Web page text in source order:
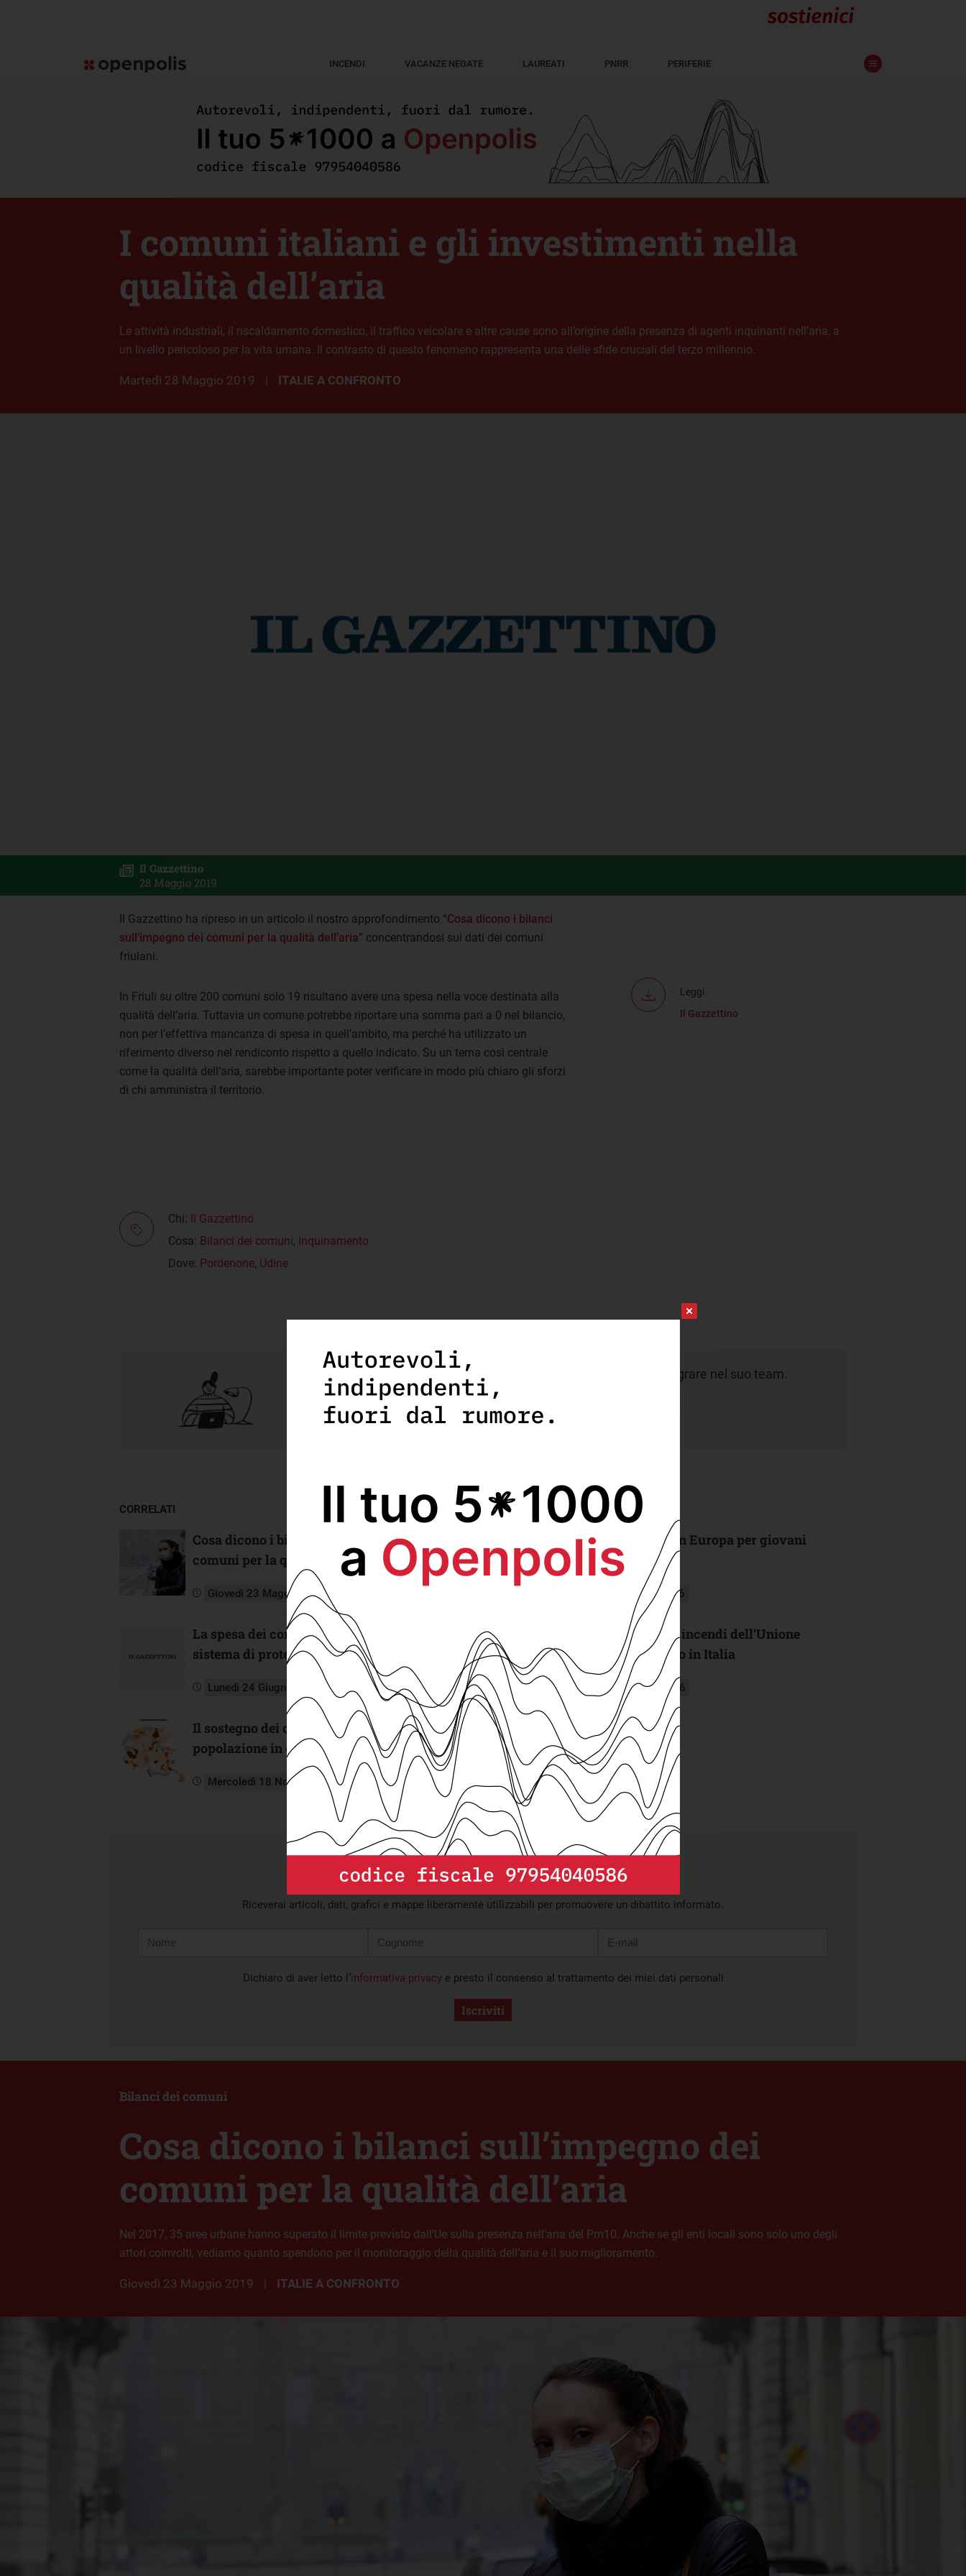
INCENDI VACANZE NEGATE LAUREATI PNRR PERIFERIE
I comuni italiani e gli investimenti nella
qualità dell’aria
Le attività industriali, il riscaldamento domestico, il traffico veicolare e altre cause sono all’origine della presenza di agenti inquinanti nell’aria, a
un livello pericoloso per la vita umana. Il contrasto di questo fenomeno rappresenta una delle sfide cruciali del terzo millennio.
martedì 28 Maggio 2019 | ITALIE A CONFRONTO
Il Gazzettino
28 Maggio 2019
Il Gazzettino ha ripreso in un articolo il nostro approfondimento “Cosa dicono i bilanci
sull’impegno dei comuni per la qualità dell’aria” concentrandosi sui dati dei comuni
friulani.
Leggi
Il Gazzettino
In Friuli su oltre 200 comuni solo 19 risultano avere una spesa nella voce destinata alla
qualità dell’aria. Tuttavia un comune potrebbe riportare una somma pari a 0 nel bilancio,
non per l’effettiva mancanza di spesa in quell’ambito, ma perché ha utilizzato un
riferimento diverso nel rendiconto rispetto a quello indicato. Su un tema così centrale
come la qualità dell’aria, sarebbe importante poter verificare in modo più chiaro gli sforzi
di chi amministra il territorio.
Chi: Il Gazzettino
Cosa: Bilanci dei comuni, inquinamento
Dove: Pordenone, Udine
DEPP cerca un/a Senior DevOps/Cloud Engineer da integrare nel suo team.
Partner tecnologico di Openpolis per infrastrutture e piattaforme dati.
Scopri di più e invia la tua candidatura.
CORRELATI
Cosa dicono i bilanci sull’impegno dei
comuni per la qualità dell’aria
Giovedì 23 Maggio 2019
La spesa dei comuni del Friuli per il
sistema di protezione civile
Lunedì 24 Giugno 2019
Il sostegno dei comuni friulani alla
popolazione in età avanzata
Mercoledì 18 Novembre 2020
RECENTI
L’Italia è penultima in Europa per giovani
laureati
Martedì 4 Agosto 2026
Più di un terzo degli incendi dell’Unione
Europea è divampato in Italia
Martedì 28 Luglio 2026
Iscriviti alla newsletter
Riceverai articoli, dati, grafici e mappe liberamente utilizzabili per promuovere un dibattito informato.
mail
Dichiaro di aver letto l’informativa privacye presto il consenso al trattamento dei miei dati personali
Iscriviti
Cosa dicono i bilanci sull’impegno dei
comuni per la qualità dell’aria
Bilanci dei comuni
Nel 2017, 35 aree urbane hanno superato il limite previsto dall’Ue sulla presenza nell’aria del Pm10. Anche se gli enti locali sono solo uno degli
attori coinvolti, vediamo quanto spendono per il monitoraggio della qualità dell’aria e il suo miglioramento.
giovedì 23 Maggio 2019 ITALIE A CONFRONTO